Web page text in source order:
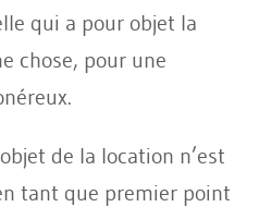
qui a pour objet la
chose, pour une
de la location n’est
tant que premier point